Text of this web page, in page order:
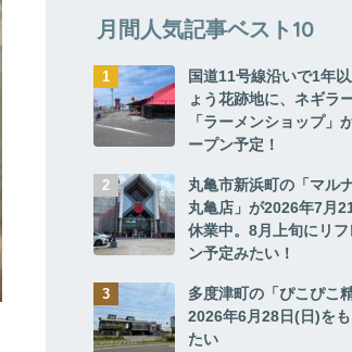
月間人気記事ベスト10
国道11号線沿いで1年
ょう花跡地に、ネギラ
「ラーメンショップ」
ープン予定！
丸亀市新浜町の「マル
丸亀店」が2026年7月
休業中。8月上旬にリ
ン予定みたい！
多度津町の「ぴこぴこ
2026年6月28日(日)を
たい